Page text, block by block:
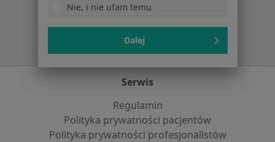
Serwis
Regulamin
Polityka prywatności pacjentów
Polityka prywatności profesjonalistów
Nie, i nie ufam temu
Dalej